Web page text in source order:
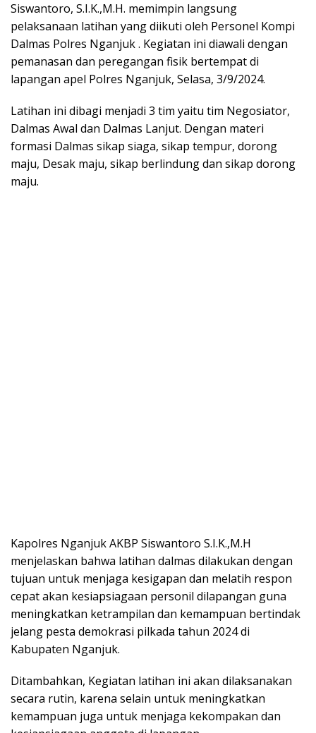
Siswantoro, S.I.K.,M.H. memimpin langsung
pelaksanaan latihan yang diikuti oleh Personel Kompi
Dalmas Polres Nganjuk . Kegiatan ini diawali dengan
pemanasan dan peregangan fisik bertempat di
lapangan apel Polres Nganjuk, Selasa, 3/9/2024.
Latihan ini dibagi menjadi 3 tim yaitu tim Negosiator,
Dalmas Awal dan Dalmas Lanjut. Dengan materi
formasi Dalmas sikap siaga, sikap tempur, dorong
maju, Desak maju, sikap berlindung dan sikap dorong
maju.
Kapolres Nganjuk AKBP Siswantoro S.I.K.,M.H
menjelaskan bahwa latihan dalmas dilakukan dengan
tujuan untuk menjaga kesigapan dan melatih respon
cepat akan kesiapsiagaan personil dilapangan guna
meningkatkan ketrampilan dan kemampuan bertindak
jelang pesta demokrasi pilkada tahun 2024 di
Kabupaten Nganjuk.
Ditambahkan, Kegiatan latihan ini akan dilaksanakan
secara rutin, karena selain untuk meningkatkan
kemampuan juga untuk menjaga kekompakan dan